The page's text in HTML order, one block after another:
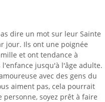
dire un mot sur leur Sainte
jour. Ils ont une poignée
et ont tendance à
jusqu'à l'âge adulte.
avec des gens du
aiment pas, cela pourrait
soyez prêt à faire